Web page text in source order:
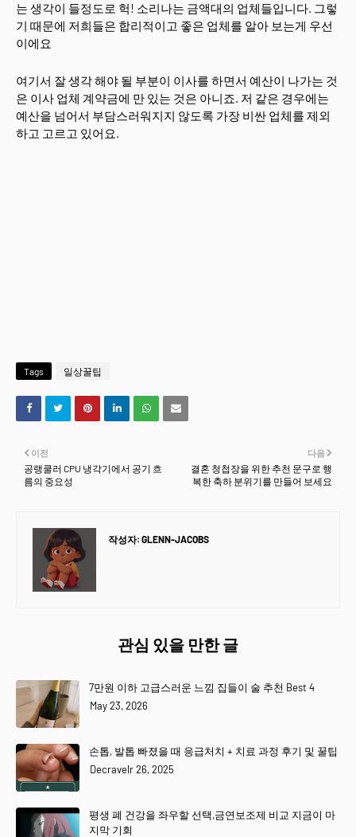
는 생각이 들정도로 헉! 소리나는 금액대의 업체들입니다. 그렇
기 때문에 저희들은 합리적이고 좋은 업체를 알아 보는게 우선
이에요
여기서 잘 생각 해야 될 부분이 이사를 하면서 예산이 나가는 것
은 이사 업체 계약금에 만 있는 것은 아니죠. 저 같은 경우에는
예산을 넘어서 부담스러워지지 않도록 가장 비싼 업체를 제외
하고 고르고 있어요.
Tags 일상꿀팁
다음
결혼 청첩장을 위한 추천 문구로 행
복한 축하 분위기를 만들어 보세요
이전
공랭쿨러 CPU 냉각기에서 공기 흐
름의 중요성
작성자: GLENN-JACOBS
관심 있을 만한 글
7만원 이하 고급스러운 느낌 집들이 술 추천 Best 4
May 23, 2026
손톱, 발톱 빠졌을 때 응급처치 + 치료 과정 후기 및 꿀팁
Decravelr 26, 2025
평생 폐 건강을 좌우할 선택,금연보조제 비교 지금이 마
지막 기회